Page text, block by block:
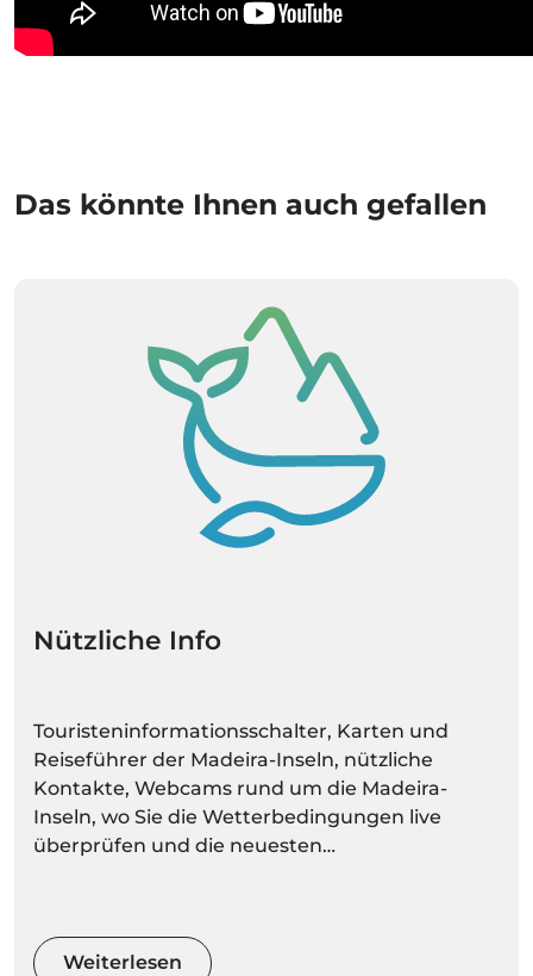
Das könnte Ihnen auch gefallen
Nützliche Info
Touristeninformationsschalter, Karten und
Reiseführer der Madeira-Inseln, nützliche
Kontakte, Webcams rund um die Madeira-
Inseln, wo Sie die Wetterbedingungen live
überprüfen und die neuesten
Weiterlesen